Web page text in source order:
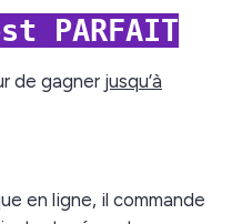
PARFAIT
de gagner jusqu’à
en ligne, il commande